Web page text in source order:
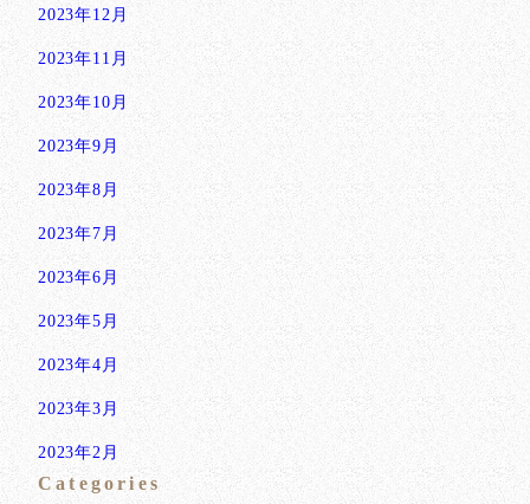
2023年12月
2023年11月
2023年10月
2023年9月
2023年8月
2023年7月
2023年6月
2023年5月
2023年4月
2023年3月
2023年2月
Categories